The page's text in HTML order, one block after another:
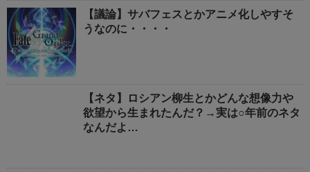
【議論】サバフェスとかアニメ化しやすそ
うなのに・・・・
【ネタ】ロシアン柳生とかどんな想像力や
欲望から生まれたんだ？→実は○年前のネタ
なんだよ…